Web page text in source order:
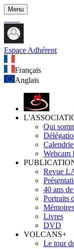
Menu
Espace Adhérent
Français
Anglais
Qui
Webcam
Revue
40 ans
Portraits
Mémoires
Livres
DVD
VOLCANS+
Le tour